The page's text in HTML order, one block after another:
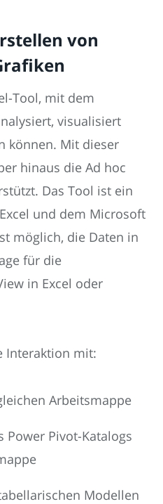
von
Tool, mit dem
visualisiert
können. Mit dieser
hinaus die Ad hoc
Das Tool ist ein
und dem Microsoft
möglich, die Daten in
für die
in Excel oder
Interaktion mit:
Arbeitsmappe
Power Pivot-Katalogs
Modellen